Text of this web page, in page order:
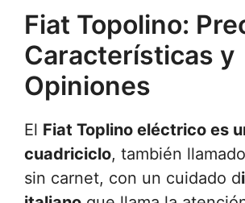
Fiat Topolino:
Características y
Opiniones
El Fiat Toplino eléctrico es
cuadriciclo, también
sin carnet, con un cuidado d